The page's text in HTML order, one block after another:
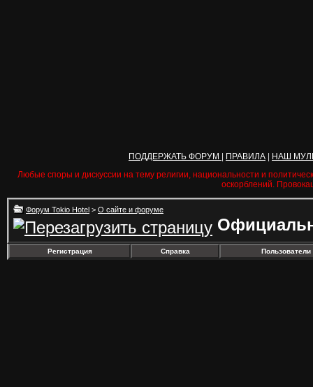
ПОДДЕРЖАТЬ ФОРУМ ПРАВИЛА
НАШ
Любые споры и дискуссии на тему религии, национальности и
оскорблений.
Форум Tokio Hotel > О сайте и форуме
Регистрация Справка Пользователи